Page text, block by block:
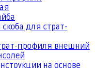
для страт-
профиля внешний
на основе